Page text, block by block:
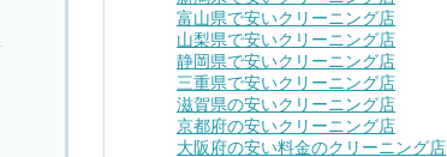
富山県で安いクリーニング店
山梨県で安いクリーニング店
静岡県で安いクリーニング店
三重県で安いクリーニング店
滋賀県の安いクリーニング店
京都府の安いクリーニング店
大阪府の安い料金のクリーニング店